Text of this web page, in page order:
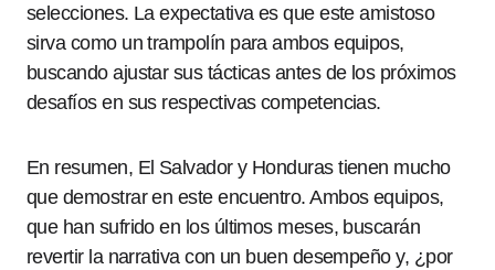
selecciones. La expectativa es que este amistoso
sirva como un trampolín para ambos equipos,
buscando ajustar sus tácticas antes de los próximos
desafíos en sus respectivas competencias.
En resumen, El Salvador y Honduras tienen mucho
que demostrar en este encuentro. Ambos equipos,
que han sufrido en los últimos meses, buscarán
revertir la narrativa con un buen desempeño y, ¿por